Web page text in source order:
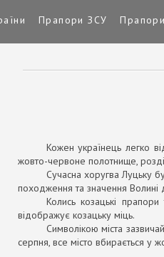
Прапори ЗСУ Прапори
Кожен українець легко
жовто-червоне полотнище,
Сучасна хоругва Луцьку
походження та значення Волині
Колись козацькі
відображує козацьку міць.
Символікою міста
серпня, все місто вбирається у